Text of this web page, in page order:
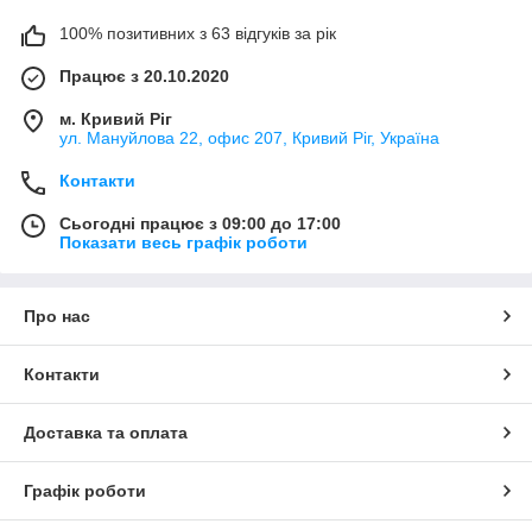
100% позитивних з 63 відгуків за рік
Працює з 20.10.2020
м. Кривий Ріг
ул. Мануйлова 22, офис 207, Кривий Ріг, Україна
Контакти
Сьогодні працює з 09:00 до 17:00
Показати весь графік роботи
Про нас
Контакти
Доставка та оплата
Графік роботи